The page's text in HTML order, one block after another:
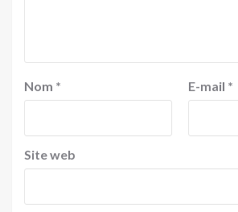
Nom * E-mail *
Site web